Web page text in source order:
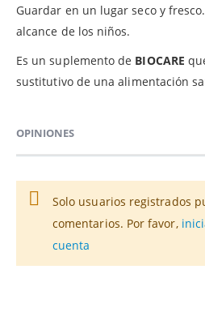
Guardar en un lugar seco y
alcance de los niños.
Es un suplemento de BIOCARE
sustitutivo de una alimentación
OPINIONES
Solo usuarios registrados
comentarios. Por favor,
cuenta